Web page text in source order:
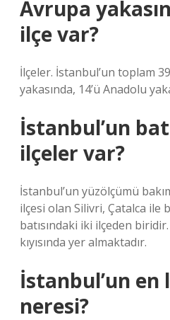
Avrupa
ilçe var?
İlçeler. İstanbul’un toplam
yakasında, 14’ü Anadolu
İstanbul’un
ilçeler var?
İstanbul’un yüzölçümü
ilçesi olan Silivri, Çatalca ile
batısındaki iki ilçeden
kıyısında yer almaktadır.
İstanbul’un en
neresi?